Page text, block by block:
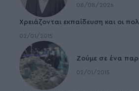
08/08/2026
Χρειάζονται εκπαίδευση και οι
02/01/2015
Ζούμε σε ένα
02/01/2015